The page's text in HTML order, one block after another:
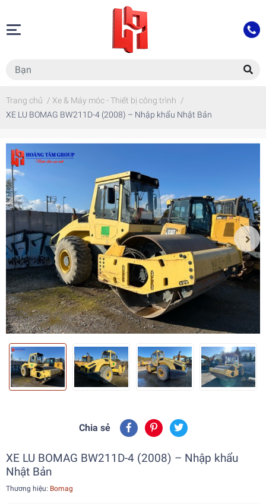
Trang chủ / Xe & Máy móc - Thiết bị công trình /
XE LU BOMAG BW211D-4 (2008) – Nhập khẩu Nhật Bản
Chia sẻ
XE LU BOMAG BW211D-4 (2008) – Nhập khẩu
Nhật Bản
Thương hiệu: Bomag